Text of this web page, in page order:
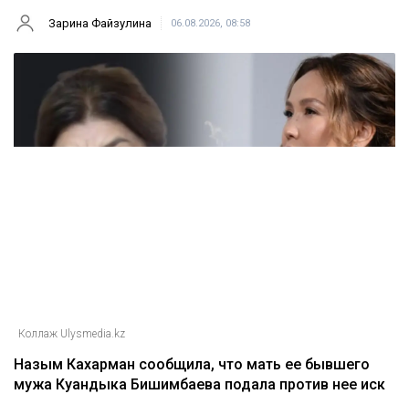
Зарина Файзулина 06.08.2026, 08:58
Коллаж Ulysmedia.kz
Назым Кахарман сообщила, что мать ее бывшего
мужа Куандыка Бишимбаева подала против нее иск